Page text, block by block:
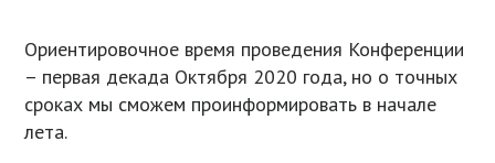
Ориентировочное время проведения Конференции
– первая декада Октября 2020 года, но о точных
сроках мы сможем проинформировать в начале
лета.